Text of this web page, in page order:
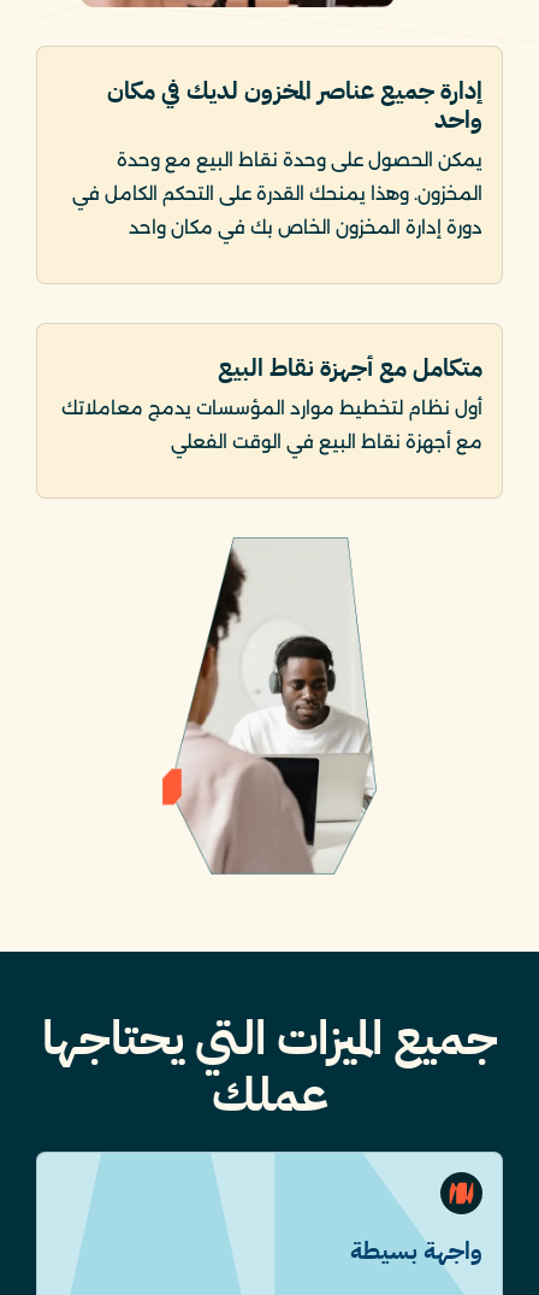
إدارة جميع عناصر المخزون لديك في مكان
واحد
يمكن الحصول على وحدة نقاط البيع مع وحدة
المخزون. وهذا يمنحك القدرة على التحكم الكامل في
دورة إدارة المخزون الخاص بك في مكان واحد
متكامل مع أجهزة نقاط البيع
أول نظام لتخطيط موارد المؤسسات يدمج معاملاتك
مع أجهزة نقاط البيع في الوقت الفعلي
جميع الميزات التي يحتاجها
عملك
واجهة بسيطة